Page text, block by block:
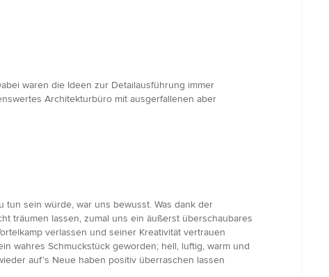
waren die Ideen zur Detailausführung immer
Architekturbüro mit ausgerfallenen aber
tun sein würde, war uns bewusst. Was dank der
träumen lassen, zumal uns ein äußerst überschaubares
verlassen und seiner Kreativität vertrauen
wahres Schmuckstück geworden; hell, luftig, warm und
auf’s Neue haben positiv überraschen lassen